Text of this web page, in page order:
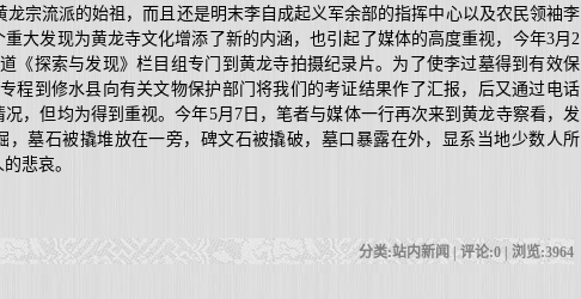
宗流派的始祖，而且还是明末李自成起义军余部的指挥中心以及农民领袖李
大发现为黄龙寺文化增添了新的内涵，也引起了媒体的高度重视，今年3月2
《探索与发现》栏目组专门到黄龙寺拍摄纪录片。为了使李过墓得到有效保
程到修水县向有关文物保护部门将我们的考证结果作了汇报，后又通过电话
，但均为得到重视。今年5月 7日，笔者与媒体一行再次来到黄龙寺察看，发
，墓石被撬堆放在一旁，碑文石被撬破，墓口暴露在外，显系当地少数人所
悲哀。
分类:站内新闻 | 评论:0 | 浏览:3964